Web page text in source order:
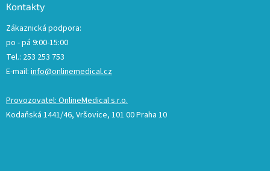
Kontakty
Zákaznická podpora:
po - pá 9:00-15:00
Tel.: 253 253 753
E-mail: info@onlinemedical.cz
Provozovatel: OnlineMedical s.r.o.
Kodaňská 1441/46, Vršovice, 101 00 Praha 10